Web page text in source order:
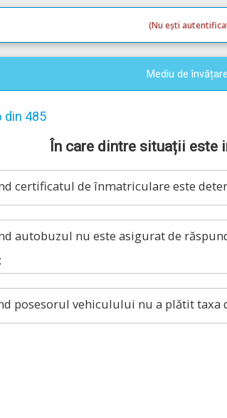
(Nu ești
Mediu de
din 485
În care dintre situații este
certificatul de înmatriculare este
autobuzul nu este asigurat de
posesorul vehiculului nu a plătit